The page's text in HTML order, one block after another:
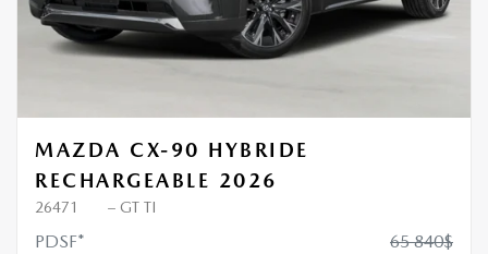
MAZDA CX-90 HYBRIDE
RECHARGEABLE 2026
26471 – GT TI
PDSF* 65 840$